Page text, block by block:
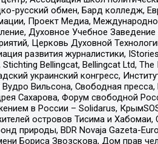
русский обмен, Бард колледж,
Проект Медиа,
Духовное Учебное
Церковь Духовной
развития журналистики,
Bellingcat, Bellingcat Ltd,
украинский конгресс,
Вильсона, Свободная
Сахарова, Форум свободной
в России – Solidarus,
островов Тисима и
природы, BDR Novaja Gazeta-
Бориса Звозскова, Дом прав